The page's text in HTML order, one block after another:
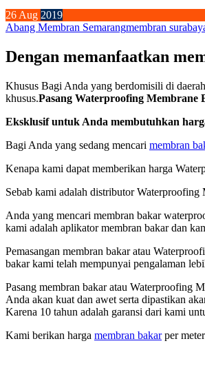
26Aug 2019
Abang Membran Semarangmembran
Dengan memanfaatkan
Khusus Bagi Anda yang berdomisili di
khusus.Pasang Waterproofing Membrane
Eksklusif untuk Anda membutuhkan
Bagi Anda yang sedang mencari membran
Kenapa kami dapat memberikan harga
Sebab kami adalah distributor
Anda yang mencari membran bakar
kami adalah aplikator membran bakar dan
Pemasangan membran bakar atau
bakar kami telah mempunyai pengalaman
Pasang membran bakar atau Waterproofing
Anda akan kuat dan awet serta dipastikan
Karena 10 tahun adalah garansi dari kami
Kami berikan harga membran bakarper